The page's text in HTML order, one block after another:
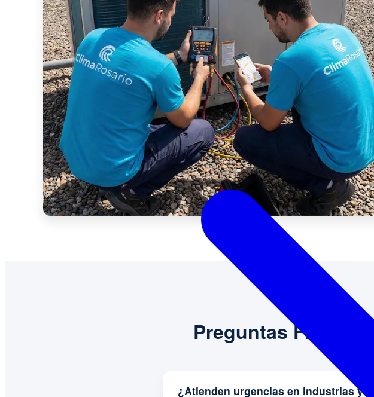
Preguntas
¿Atienden urgencias en industrias y